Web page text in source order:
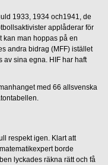
1933, 1934 och1941, de
applåderar för
kan man hoppas på en
andra bidrag (MFF) istället
av sina egna. HIF har haft
med 66 allsvenska
respekt igen. Klart att
borde
lyckades räkna rätt och få